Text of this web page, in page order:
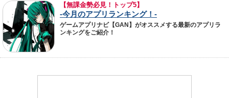
【無課金勢必見！トップ5】
-今月のアプリランキング！-
ゲームアプリナビ【GAN】がオススメする最新のアプリラ
ンキングをご紹介！